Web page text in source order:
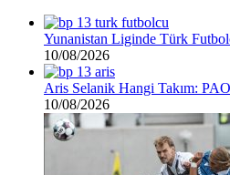
Yunanistan Liginde Türk
10/08/2026
Aris Selanik Hangi Takım:
10/08/2026